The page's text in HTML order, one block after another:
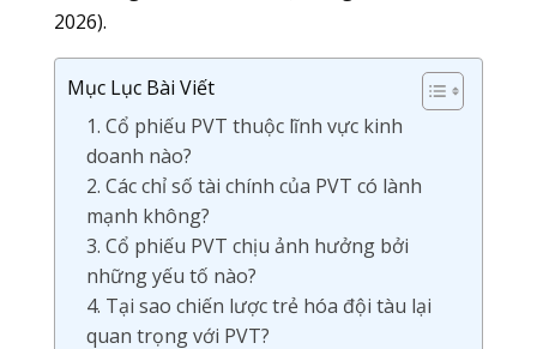
2026).
Mục Lục Bài Viết
1. Cổ phiếu PVT thuộc lĩnh vực kinh
doanh nào?
2. Các chỉ số tài chính của PVT có lành
mạnh không?
3. Cổ phiếu PVT chịu ảnh hưởng bởi
những yếu tố nào?
4. Tại sao chiến lược trẻ hóa đội tàu lại
quan trọng với PVT?